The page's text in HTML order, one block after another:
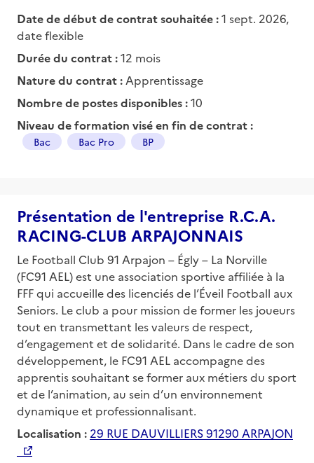
Date de début de contrat souhaitée :1 sept. 2026,
date flexible
Durée du contrat :12 mois
Nature du contrat : Apprentissage
Nombre de postes disponibles :10
Niveau de formation visé en fin de contrat :
Bac Bac Pro BP
Présentation de l'entreprise R.C.A.
RACING-CLUB ARPAJONNAIS
Le Football Club 91 Arpajon – Égly – La Norville
(FC91 AEL) est une association sportive affiliée à la
FFF qui accueille des licenciés de l’Éveil Football aux
Seniors. Le club a pour mission de former les joueurs
tout en transmettant les valeurs de respect,
d’engagement et de solidarité. Dans le cadre de son
développement, le FC91 AEL accompagne des
apprentis souhaitant se former aux métiers du sport
et de l’animation, au sein d’un environnement
dynamique et professionnalisant.
Localisation : 29 RUE DAUVILLIERS 91290 ARPAJON